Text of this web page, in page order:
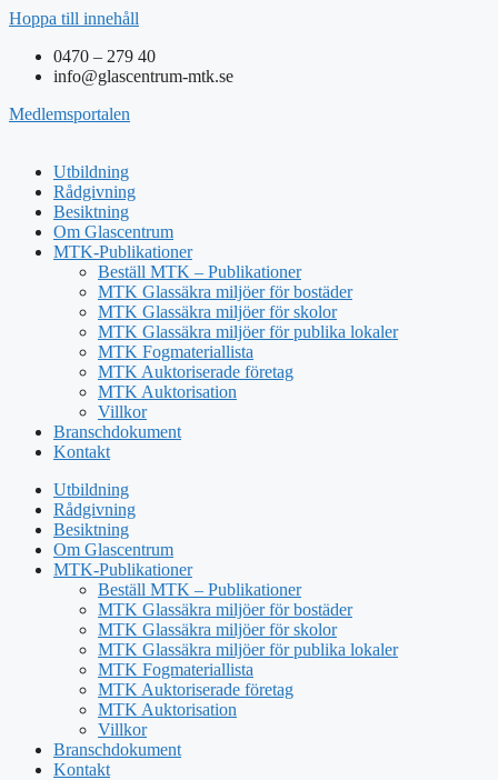
Hoppa till innehåll
0470 – 279 40
info@glascentrum-mtk.se
Medlemsportalen
Utbildning
Rådgivning
Besiktning
Om Glascentrum
MTK-Publikationer
Beställ MTK – Publikationer
MTK Glassäkra miljöer för bostäder
MTK Glassäkra miljöer för skolor
MTK Glassäkra miljöer för publika lokaler
MTK Fogmateriallista
MTK Auktoriserade företag
MTK Auktorisation
Villkor
Branschdokument
Kontakt
Utbildning
Rådgivning
Besiktning
Om Glascentrum
MTK-Publikationer
Beställ MTK – Publikationer
MTK Glassäkra miljöer för bostäder
MTK Glassäkra miljöer för skolor
MTK Glassäkra miljöer för publika lokaler
MTK Fogmateriallista
MTK Auktoriserade företag
MTK Auktorisation
Villkor
Branschdokument
Kontakt